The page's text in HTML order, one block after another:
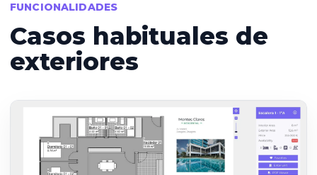
FUNCIONALIDADES
Casos habituales de
exteriores